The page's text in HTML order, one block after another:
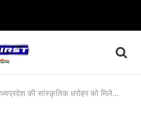
को मिलेगा बढ़ावा , 4 दिवसीय मध्यप्रदेश महोत्सव बैंगलुरु में 9 जनवरी से ।